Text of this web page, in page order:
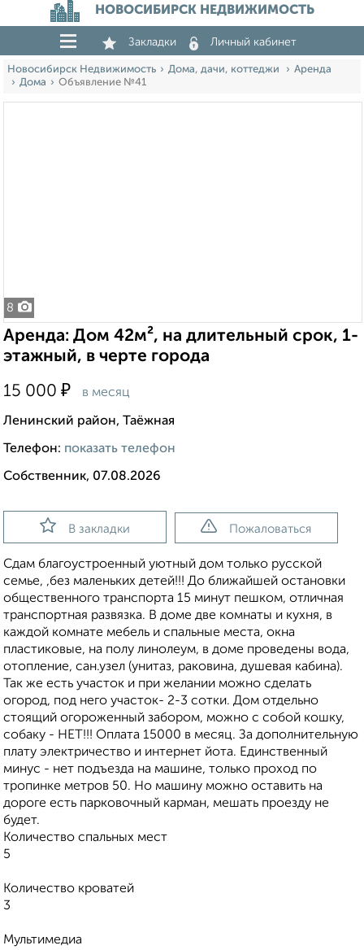
НОВОСИБИРСК НЕДВИЖИМОСТЬ
Закладки Личный кабинет
Новосибирск Недвижимость Дома, дачи, коттеджи
Аренда
Дома
Объявление №41
8
Аренда: Дом 42м², на длительный срок, 1-
этажный, в черте города
15 000 ₽ в месяц
Ленинский район, Таёжная
Телефон: показать телефон
Собственник, 07.08.2026
В закладки Пожаловаться
Сдам благоустроенный уютный дом только русской
семье, ,без маленьких детей!!! До ближайшей остановки
общественного транспорта 15 минут пешком, отличная
транспортная развязка. В доме две комнаты и кухня, в
каждой комнате мебель и спальные места, окна
пластиковые, на полу линолеум, в доме проведены вода,
отопление, сан.узел (унитаз, раковина, душевая кабина).
Так же есть участок и при желании можно сделать
огород, под него участок- 2-3 сотки. Дом отдельно
стоящий огороженный забором, можно с собой кошку,
собаку - НЕТ!!! Оплата 15000 в месяц. За дополнительную
плату электричество и интернет йота. Единственный
минус - нет подъезда на машине, только проход по
тропинке метров 50. Но машину можно оставить на
дороге есть парковочный карман, мешать проезду не
будет.
Количество спальных мест
5
Количество кроватей
3
Мультимедиа